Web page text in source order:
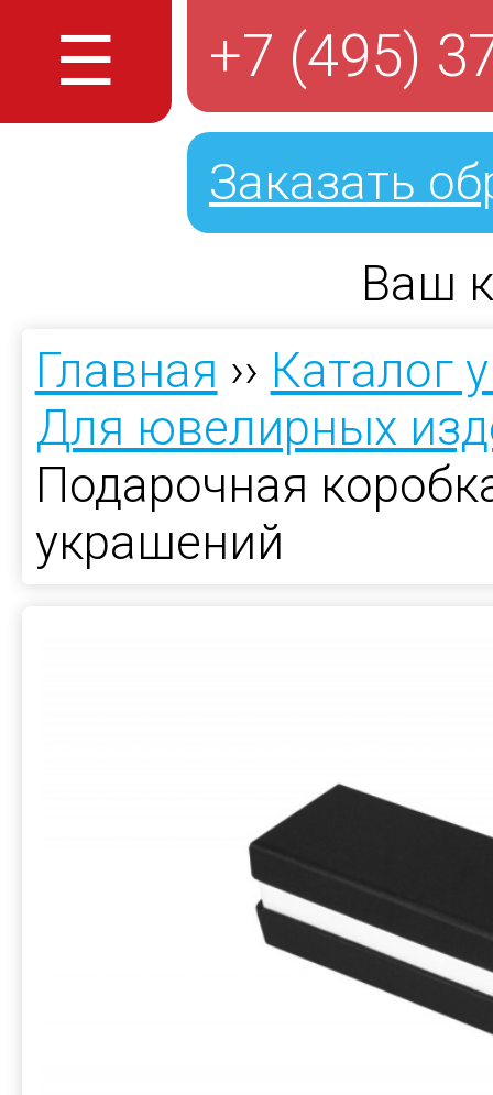
☰ +7 (495)
Заказать
Ваш
Главная ›› Каталог
Для ювелирных
Подарочная
украшений